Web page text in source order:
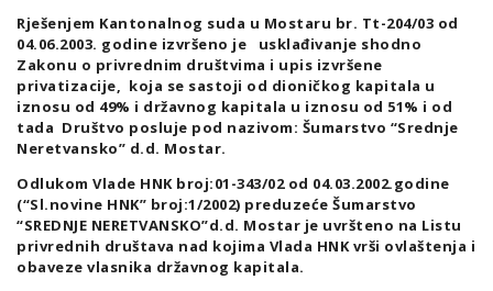
Rješenjem Kantonalnog suda u Mostaru br. Tt-204/03 od
04.06.2003. godine izvršeno je usklađivanje shodno
Zakonu o privrednim društvima i upis izvršene
privatizacije, koja se sastoji od dioničkog kapitala u
iznosu od 49% i državnog kapitala u iznosu od 51% i od
tada Društvo posluje pod nazivom: Šumarstvo “Srednje
Neretvansko” d.d. Mostar.
Odlukom Vlade HNK broj:01-343/02 od 04.03.2002.godine
(“Sl.novine HNK” broj:1/2002) preduzeće Šumarstvo
“SREDNJE NERETVANSKO”d.d. Mostar je uvršteno na Listu
privrednih društava nad kojima Vlada HNK vrši ovlaštenja i
obaveze vlasnika državnog kapitala.